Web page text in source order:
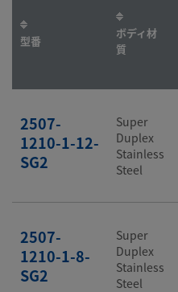
型番
ボディ材
質
2507-
1210-1-12-
SG2
Super
Duplex
Stainless
Steel
2507-
1210-1-8-
SG2
Super
Duplex
Stainless
Steel